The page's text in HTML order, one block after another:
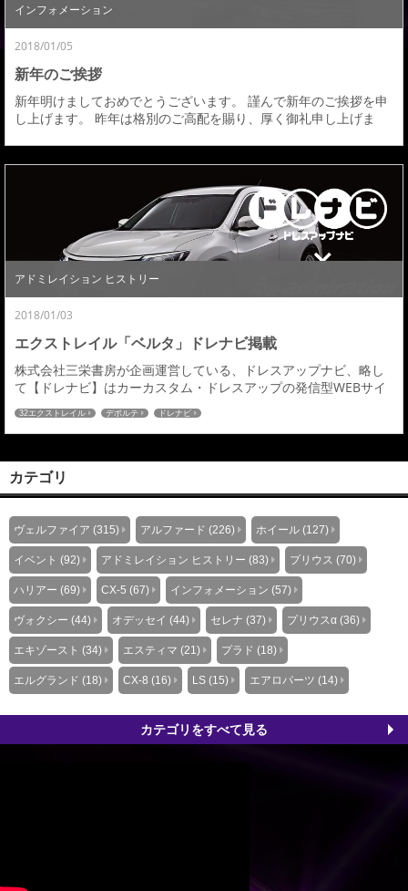
インフォメーション
2018/01/05
新年のご挨拶
新年明けましておめでとうございます。 謹んで新年のご挨拶を申
し上げます。 昨年は格別のご高配を賜り、厚く御礼申し上げま
た。 これもひとえに皆様からのご支援の賜物と、心より感謝いた
しております。 2018年は、自動運転レベルや安全機能の進化が注
目され、また車載用のアプリやスマホとの...
アドミレイション ヒストリー
2018/01/03
エクストレイル「ベルタ」ドレナビ掲載
株式会社三栄書房が企画運営している、ドレスアップナビ、略し
て【ドレナビ】はカーカスタム・ドレスアップの発信型WEBサイ
ト。ドレナビにてエクストレイル「ベルタ」エアロカスタムの記
事が掲載されましたのでご紹介させていただきます。 純正比17ミ
リダウン！ エクストレイルを実用的都会派仕様に・・・ →続きは
32エクストレイル デポルテ ドレナビ
カテゴリ
ヴェルファイア (315) アルファード (226) ホイール (127)
イベント (92) アドミレイション ヒストリー (83) プリウス (70)
ハリアー (69) CX-5 (67) インフォメーション (57)
ヴォクシー (44) オデッセイ (44) セレナ (37) プリウスα (36)
エキゾースト (34) エスティマ (21) プラド (18)
エルグランド (18) CX-8 (16) LS (15) エアロパーツ (14)
カテゴリをすべて見る